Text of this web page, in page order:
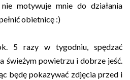
motywuje mnie do działania
obietnicę :)
5 razy w tygodniu, spędzać
świeżym powietrzu i dobrze jeść.
będę pokazywać zdjęcia przed i